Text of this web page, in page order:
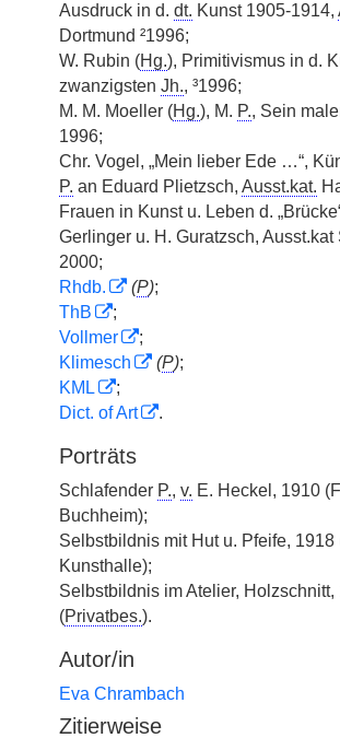
Ausdruck in d. dt. Kunst 1905-1914,
Dortmund ²1996;
W. Rubin (Hg.), Primitivismus in d.
zwanzigsten Jh., ³1996;
M. M. Moeller (Hg.), M. P., Sein
1996;
Chr. Vogel, „Mein lieber Ede …“,
P. an Eduard Plietzsch, Ausst.kat.
Frauen in Kunst u. Leben d.
Gerlinger u. H. Guratzsch,
2000;
Rhdb.
(P);
ThB
;
Vollmer
;
Klimesch
(P);
KML
;
Dict. of Art
.
Porträts
Schlafender P., v. E. Heckel, 1910
Buchheim);
Selbstbildnis mit Hut u. Pfeife, 1918
Kunsthalle);
Selbstbildnis im Atelier, Holzschnitt,
(Privatbes.).
Autor/in
Eva Chrambach
Zitierweise